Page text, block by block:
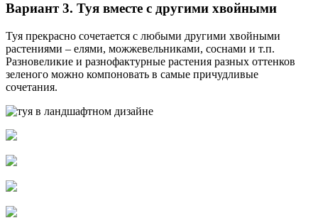
Вариант 3. Туя вместе с другими хвойными
Туя прекрасно сочетается с любыми другими хвойными
растениями – елями, можжевельниками, соснами и т.п.
Разновеликие и разнофактурные растения разных оттенков
зеленого можно компоновать в самые причудливые
сочетания.